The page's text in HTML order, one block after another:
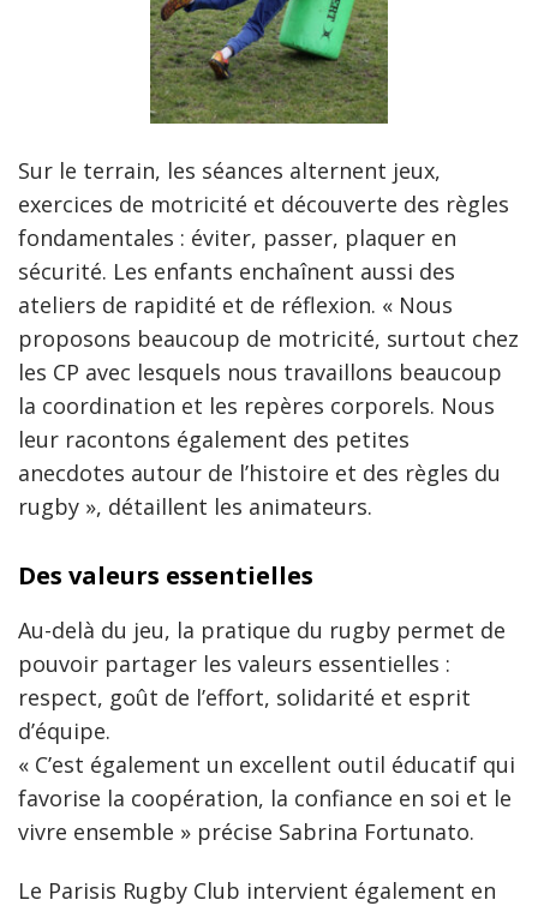
Sur le terrain, les séances alternent jeux,
exercices de motricité et découverte des règles
fondamentales : éviter, passer, plaquer en
sécurité. Les enfants enchaînent aussi des
ateliers de rapidité et de réflexion. « Nous
proposons beaucoup de motricité, surtout chez
les CP avec lesquels nous travaillons beaucoup
la coordination et les repères corporels. Nous
leur racontons également des petites
anecdotes autour de l’histoire et des règles du
rugby », détaillent les animateurs.
Des valeurs essentielles
Au-delà du jeu, la pratique du rugby permet de
pouvoir partager les valeurs essentielles :
respect, goût de l’effort, solidarité et esprit
d’équipe.
« C’est également un excellent outil éducatif qui
favorise la coopération, la confiance en soi et le
vivre ensemble » précise Sabrina Fortunato.
Le Parisis Rugby Club intervient également en